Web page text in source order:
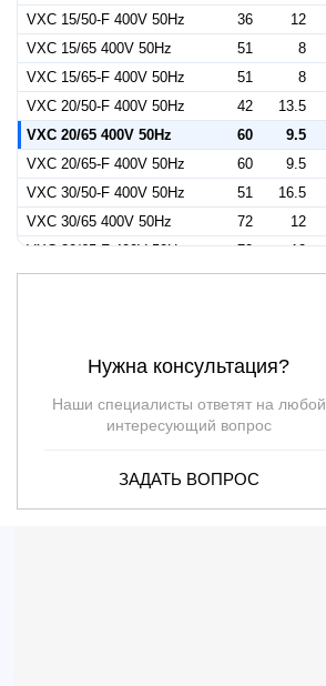
VXC 15/50-F 400V 50Hz
36 12
VXC 15/65 400V 50Hz
51 8
VXC 15/65-F 400V 50Hz
51 8
VXC 20/50-F 400V 50Hz
42 13.5
VXC 20/65 400V 50Hz
60 9.5
VXC 20/65-F 400V 50Hz
60 9.5
VXC 30/50-F 400V 50Hz
51 16.5
VXC 30/65 400V 50Hz
72 12
VXC 30/65-F 400V 50Hz
72 12
VXC 40/50 400V 50Hz
63 20
VXC 40/65-F 400V 50Hz
75 15.5
VXC 15/50
12
42
72
VXC-F - ACQUE LURIDE - VORTEX
— —
Нужна консультация?
Наши специалисты ответят на любой
интересующий вопрос
ЗАДАТЬ ВОПРОС